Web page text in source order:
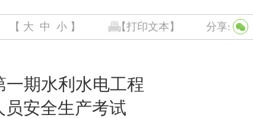
【 大 中 小 】 【打印文本】 分享:
一期水利水电工程
员安全生产考试